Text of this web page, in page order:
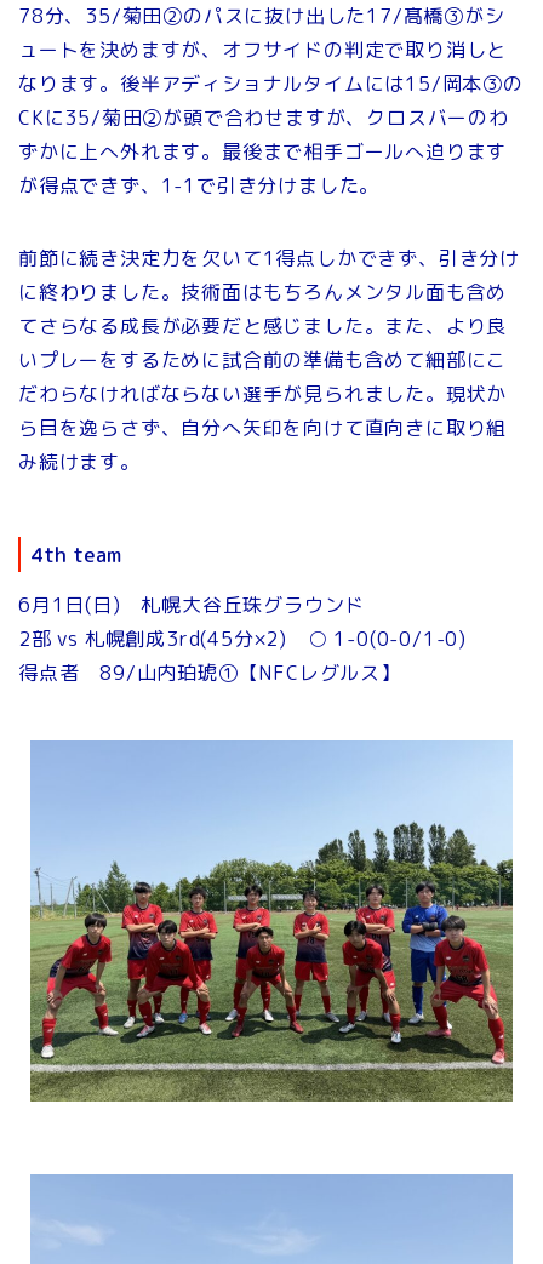
78分、35/菊田②のパスに抜け出した17/髙橋③がシ
ュートを決めますが、オフサイドの判定で取り消しと
なります。後半アディショナルタイムには15/岡本③の
CKに35/菊田②が頭で合わせますが、クロスバーのわ
ずかに上へ外れます。最後まで相手ゴールへ迫ります
が得点できず、1-1で引き分けました。
前節に続き決定力を欠いて1得点しかできず、引き分け
に終わりました。技術面はもちろんメンタル面も含め
てさらなる成長が必要だと感じました。また、より良
いプレーをするために試合前の準備も含めて細部にこ
だわらなければならない選手が見られました。現状か
ら目を逸らさず、自分へ矢印を向けて直向きに取り組
み続けます。
4th team
6月1日(日) 札幌大谷丘珠グラウンド
2部 vs 札幌創成3rd(45分×2) ○ 1-0(0-0/1-0)
得点者 89/山内珀琥①【NFCレグルス】